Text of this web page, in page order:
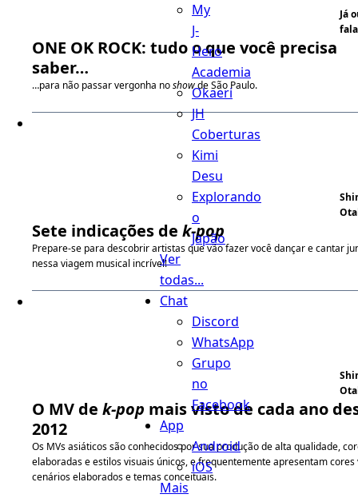
My
J-
Hero
Academia
Okaeri
JH
Coberturas
Kimi
Desu
Explorando
o
Japão
Ver
todas...
Chat
Discord
WhatsApp
Grupo
no
Facebook
App
Android
iOS
Mais
Já
ONE OK ROCK: tudo o que você precisa
saber…
…para não passar vergonha noshowde São Paulo.
Sete indicações de k-pop
Prepare-se para descobrir artistas que vão fazer você dançar e cantar
nessa viagem musical incrível!
O MV de k-pop mais visto de cada ano
2012
Os MVs asiáticos são conhecidos por sua produção de alta qualidade,
elaboradas e estilos visuais únicos, e frequentemente apresentam cores
cenários elaborados e temas conceituais.